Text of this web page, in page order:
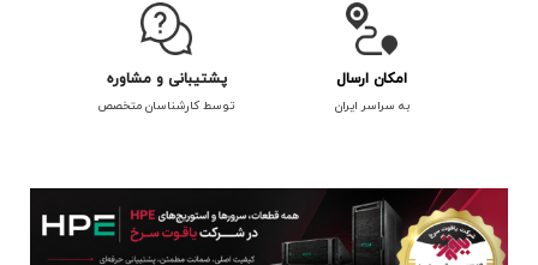
امکان ارسال
به سراسر ایران
پشتیبانی و مشاوره
توسط کارشناسان متخصص